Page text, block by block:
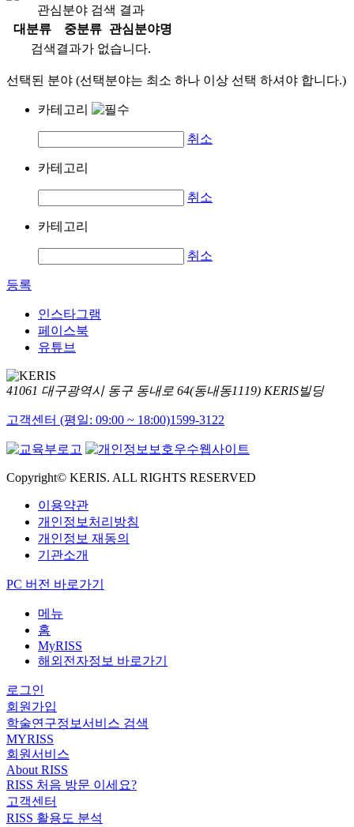
관심분야 검색 결과
대분류
중분류
관심분야명
검색결과가 없습니다.
선택된 분야 (선택분야는 최소 하나 이상 선택 하셔야 합니다.)
카테고리
취소
카테고리
취소
카테고리
취소
등록
인스타그램
페이스북
유튜브
41061 대구광역시 동구 동내로 64(동내동1119) KERIS빌딩
고객센터 (평일: 09:00 ~ 18:00)1599-3122
Copyright© KERIS. ALL RIGHTS RESERVED
이용약관
개인정보처리방침
개인정보 재동의
기관소개
PC 버전 바로가기
메뉴
홈
MyRISS
해외전자정보 바로가기
로그인
회원가입
학술연구정보서비스 검색
MYRISS
회원서비스
About RISS
RISS 처음 방문 이세요?
고객센터
RISS 활용도 분석